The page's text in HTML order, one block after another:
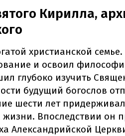
Кирилла,
христианской
и освоил
глубоко изучить
будущий богослов
шести лет
Впоследствии он
Александрийской